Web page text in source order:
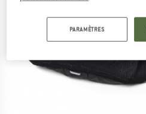
PARAMÈTRES